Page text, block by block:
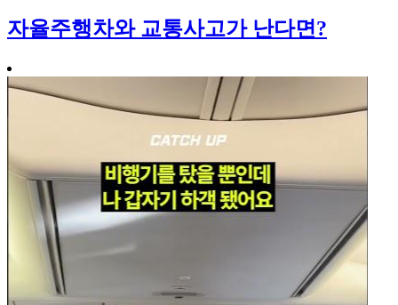
자율주행차와 교통사고가 난다면?